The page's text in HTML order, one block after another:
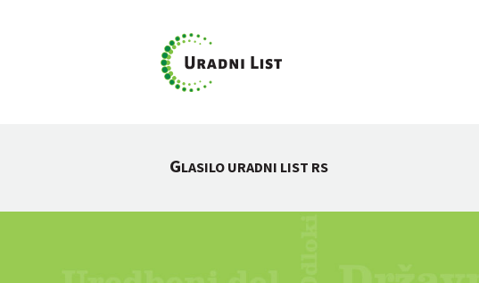
GLASILO URADNI LIST RS